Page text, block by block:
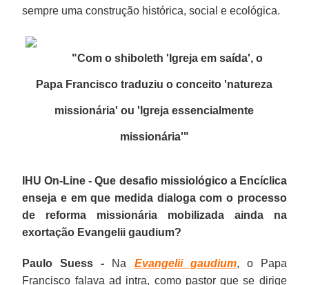
sempre uma construção histórica, social e ecológica.
"Com o shiboleth 'Igreja em saída', o
Papa Francisco traduziu o conceito 'natureza
missionária' ou 'Igreja essencialmente
missionária'"
IHU On-Line - Que desafio missiológico a Encíclica
enseja e em que medida dialoga com o processo
de reforma missionária mobilizada ainda na
exortação Evangelii gaudium?
Paulo Suess - Na Evangelii gaudium, o Papa
Francisco falava ad intra, como pastor que se dirige